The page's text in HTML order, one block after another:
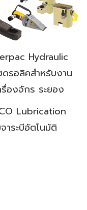
Hydraulic
รอลิคสำหรับงาน
องจักร ระยอง
Lubrication
าระบีอัตโนมัติ